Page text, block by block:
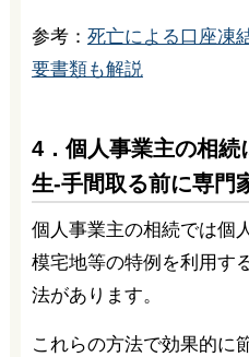
参考： 死亡による口座凍
要書類も解説
4．個人事業主の相続
生-手間取る前に専門
個人事業主の相続では個
模宅地等の特例を利用す
法があります。
これらの方法で効果的に